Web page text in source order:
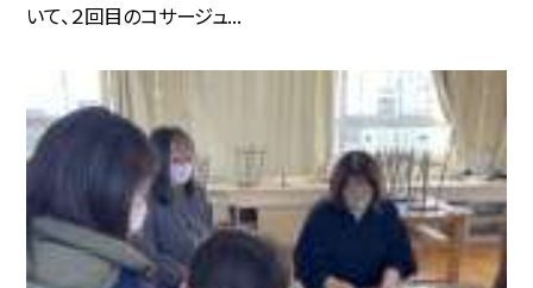
いて、２回目のコサージュ...